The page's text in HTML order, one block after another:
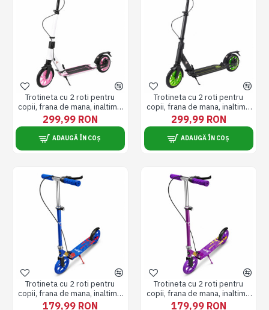
Trotineta cu 2 roti pentru
copii, frana de mana, inaltime
reglabila, pliabila, roti 200 mm
/ 8 inch, 10 ani+, roz
299,99 RON
ADAUGĂ ÎN COȘ
Trotineta cu 2 roti pentru
copii, frana de mana, inaltime
reglabila, pliabila, roti 200 mm
/ 8 inch, 10 ani+, verde
299,99 RON
ADAUGĂ ÎN COȘ
Trotineta cu 2 roti pentru
copii, frana de mana, inaltime
reglabila, pliabila, roti 200 mm
179,99 RON
Trotineta cu 2 roti pentru
copii, frana de mana, inaltime
reglabila, pliabila, roti 200 mm
179,99 RON